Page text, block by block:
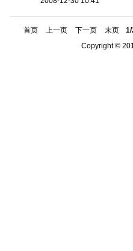
首页 上一页 下一页 末页
Copyright ©